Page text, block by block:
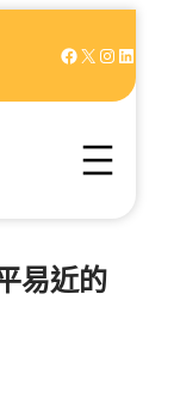
Facebook X Instagram LinkedIn
易近的